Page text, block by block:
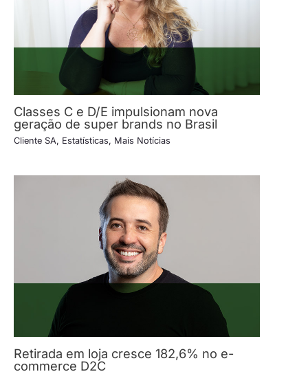
Classes C e D/E impulsionam nova
geração de super brands no Brasil
Cliente SA, Estatísticas, Mais Notícias
Retirada em loja cresce 182,6% no e-
commerce D2C